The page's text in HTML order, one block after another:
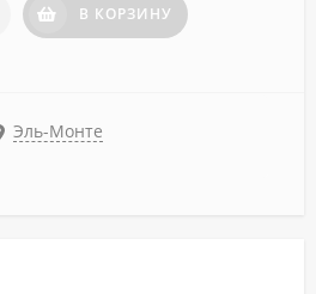
В КОРЗИНУ
Эль-Монте